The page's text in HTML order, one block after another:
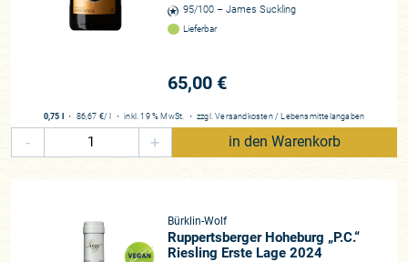
95/100 – James Suckling
Lieferbar
65,00 €
0,75 l ・ 86,67 €/ l ・inkl. 19 % MwSt. ・ zzgl.Versandkosten / Lebensmittelangaben
- + in den Warenkorb
Bürklin-Wolf
Ruppertsberger Hoheburg „P.C.“
Riesling Erste Lage 2024